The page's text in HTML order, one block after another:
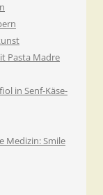
Pasta Madre
in Senf-Käse-
Medizin: Smile